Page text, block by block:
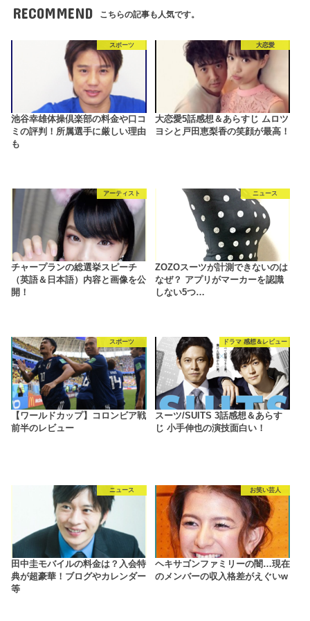
RECOMMEND こちらの記事も人気です。
スポーツ
池谷幸雄体操倶楽部の料金や口コ
ミの評判！所属選手に厳しい理由
も
大恋愛
大恋愛5話感想＆あらすじ ムロツ
ヨシと戸田恵梨香の笑顔が最高！
アーティスト
チャープランの総選挙スピーチ
（英語＆日本語）内容と画像を公
開！
ニュース
ZOZOスーツが計測できないのは
なぜ？ アプリがマーカーを認識
しない5つ…
スポーツ
【ワールドカップ】コロンビア戦
前半のレビュー
ドラマ 感想＆レビュー
スーツ/SUITS 3話感想＆あらす
じ 小手伸也の演技面白い！
ニュース
田中圭モバイルの料金は？入会特
典が超豪華！ブログやカレンダー
等
お笑い芸人
ヘキサゴンファミリーの闇…現在
のメンバーの収入格差がえぐいw